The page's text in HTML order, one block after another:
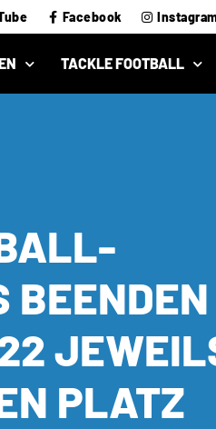
Facebook
TACKLE FOOTBALL
BEENDEN
PLATZ